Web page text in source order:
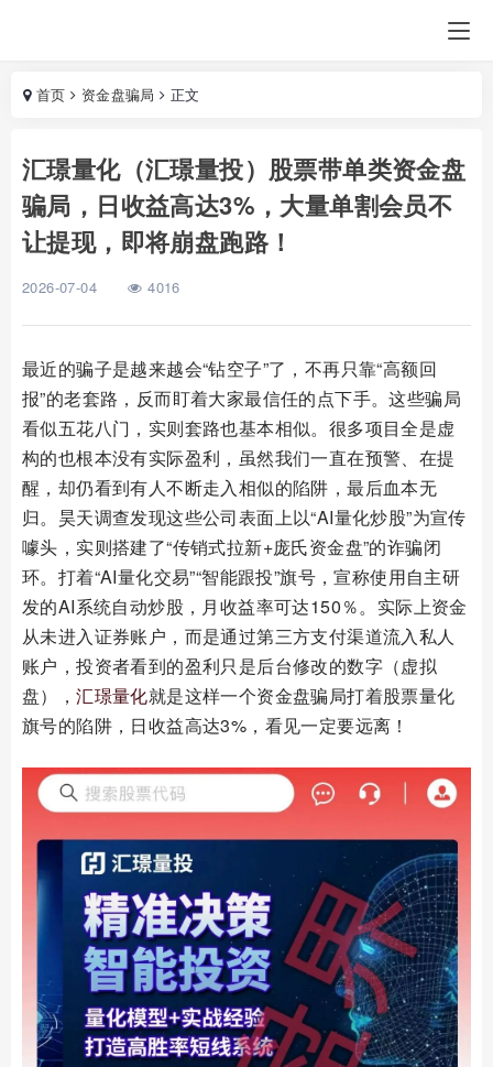
首页 资金盘骗局 正文
汇璟量化（汇璟量投）股票带单类资金盘
骗局，日收益高达3%，大量单割会员不
让提现，即将崩盘跑路！
2026-07-04 4016
最近的骗子是越来越会“钻空子”了，不再只靠“高额回
报”的老套路，反而盯着大家最信任的点下手。这些骗局
看似五花八门，实则套路也基本相似。很多项目全是虚
构的也根本没有实际盈利，虽然我们一直在预警、在提
醒，却仍看到有人不断走入相似的陷阱，最后血本无
归。昊天调查发现这些公司表面上以“AI量化炒股”为宣传
噱头，实则搭建了“传销式拉新+庞氏资金盘”的诈骗闭
环。打着“AI量化交易”“智能跟投”旗号，宣称使用自主研
发的AI系统自动炒股，月收益率可达150％。实际上资金
从未进入证券账户，而是通过第三方支付渠道流入私人
账户，投资者看到的盈利只是后台修改的数字（虚拟
盘），汇璟量化就是这样一个资金盘骗局打着股票量化
旗号的陷阱，日收益高达3%，看见一定要远离！